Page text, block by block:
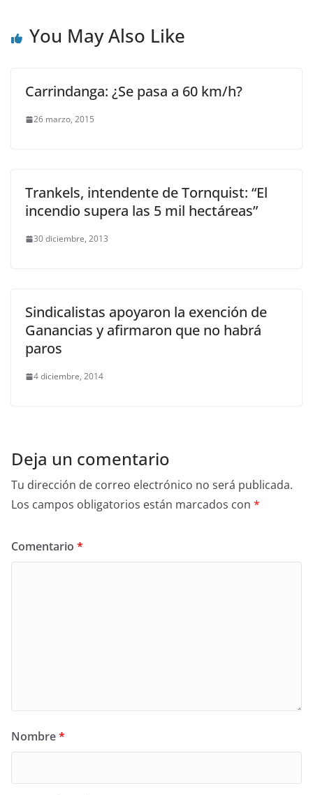
You May Also Like
Carrindanga: ¿Se pasa a 60 km/h?
26 marzo, 2015
Trankels, intendente de Tornquist: “El
incendio supera las 5 mil hectáreas”
30 diciembre, 2013
Sindicalistas apoyaron la exención de
Ganancias y afirmaron que no habrá
paros
4 diciembre, 2014
Deja un comentario
Tu dirección de correo electrónico no será publicada.
Los campos obligatorios están marcados con *
Comentario *
Nombre*